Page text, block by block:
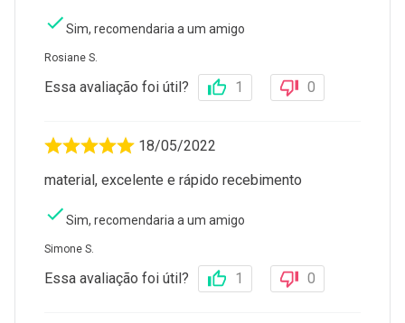
Sim, recomendaria a um amigo
Rosiane S.
Essa avaliação foi útil? 1 0
18/05/2022
material, excelente e rápido recebimento
Sim, recomendaria a um amigo
Simone S.
Essa avaliação foi útil? 1 0